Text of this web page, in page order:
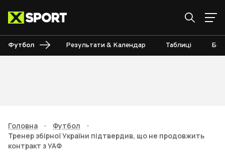
Футбол Результати & Календар Таблиці
Головна • Футбол
•
Тренер збірної України підтвердив, що не продовжить
контракт з УАФ